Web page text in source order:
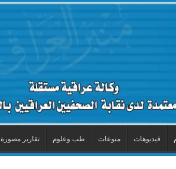
فيديوهات منوعات طب وعلوم تقارير مصورة